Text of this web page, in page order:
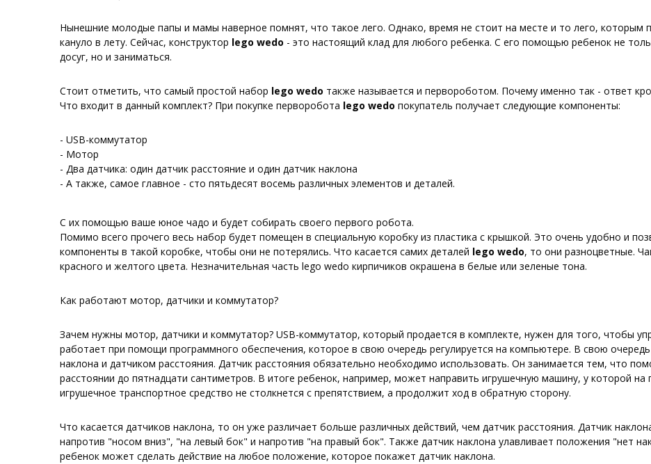
Нынешние молодые папы и мамы наверное помнят, что такое лего. Однако, время не стоит на месте и то лего, которым
кануло в лету. Сейчас, конструктор lego wedo - это настоящий клад для любого ребенка. С его помощью ребенок не
досуг, но и заниматься.
Стоит отметить, что самый простой набор lego wedo также называется и первороботом. Почему именно так - ответ
Что входит в данный комплект? При покупке перворобота lego wedo покупатель получает следующие компоненты:
- USB-коммутатор
- Мотор
- Два датчика: один датчик расстояние и один датчик наклона
- А также, самое главное - сто пятьдесят восемь различных элементов и деталей.
С их помощью ваше юное чадо и будет собирать своего первого робота.
Помимо всего прочего весь набор будет помещен в специальную коробку из пластика с крышкой. Это очень удобно и
компоненты в такой коробке, чтобы они не потерялись. Что касается самих деталей lego wedo, то они разноцветные.
красного и желтого цвета. Незначительная часть lego wedo кирпичиков окрашена в белые или зеленые тона.
Как работают мотор, датчики и коммутатор?
Зачем нужны мотор, датчики и коммутатор? USB-коммутатор, который продается в комплекте, нужен для того, чтобы
работает при помощи программного обеспечения, которое в свою очередь регулируется на компьютере. В свою
наклона и датчиком расстояния. Датчик расстояния обязательно необходимо использовать. Он занимается тем, что
расстоянии до пятнадцати сантиметров. В итоге ребенок, например, может направить игрушечную машину, у которой на
игрушечное транспортное средство не столкнется с препятствием, а продолжит ход в обратную сторону.
Что касается датчиков наклона, то он уже различает больше различных действий, чем датчик расстояния. Датчик
напротив "носом вниз", "на левый бок" и напротив "на правый бок". Также датчик наклона улавливает положения "нет
ребенок может сделать действие на любое положение, которое покажет датчик наклона.